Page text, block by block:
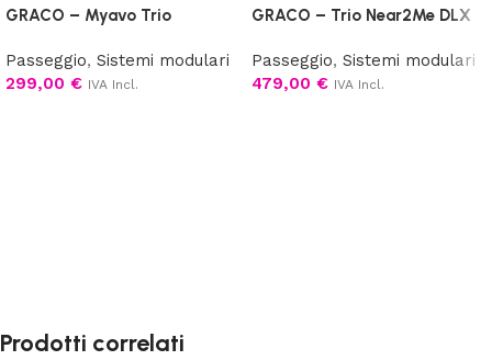
GRACO – Myavo Trio
Passeggio, Sistemi modulari
299,00 € IVA Incl.
GRACO – Trio Near2Me DLX
Passeggio, Sistemi modulari
479,00 € IVA Incl.
Prodotti correlati